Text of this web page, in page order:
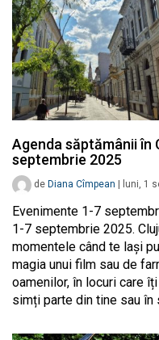
Agenda săptămânii în
septembrie 2025
de Diana Cîmpean luni, 1
Evenimente 1-7
1-7 septembrie 2025.
momentele când te lași
magia unui film sau de
oamenilor, în locuri care
simți parte din tine sau în